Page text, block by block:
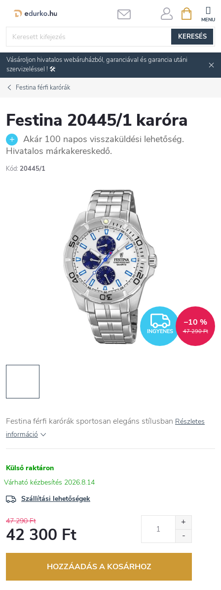
KERESÉS
KOSÁR
Vásároljon hivatalos webáruházból, garanciával és garancia utáni
szervizeléssel ! 🛠️
Festina férfi karórák
Festina 20445/1 karóra
Akár 100 napos visszaküldési lehetőség.
Hivatalos márkakereskedő.
Kód: 20445/1
INGYENES 47 290 Ft
–10 %
Festina férfi karórák sportosan elegáns stílusban Részletes
információ
Külső raktáron
2026.8.14
Szállítási lehetőségek
47 290 Ft
42 300 Ft
HOZZÁADÁS A KOSÁRHOZ